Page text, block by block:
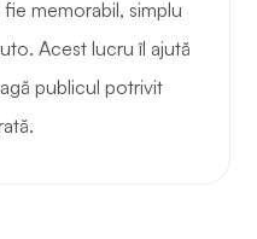
memorabil, simplu
Acest lucru îl ajută
publicul potrivit